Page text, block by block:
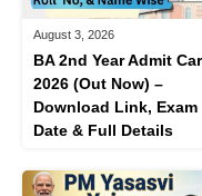
August 3, 2026
BA 2nd Year Admit
2026 (Out Now) –
Download Link, Exam
Date & Full Details